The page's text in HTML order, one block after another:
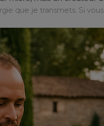
que je transmets. Si